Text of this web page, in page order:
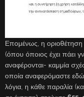
Επομένως, η
(όπου όποιος έχει πάει
αναφέρονται- καμμία
οποία αναφερόμαστε
λόγια, η κάθε παραλία